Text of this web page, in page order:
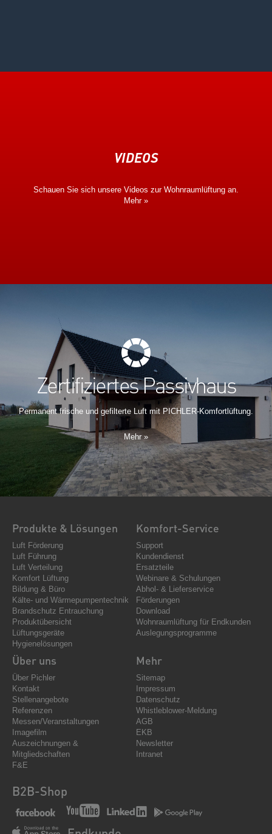
VIDEOS
Schauen Sie sich unsere Videos zur Wohnraumlüftung an.
Mehr »
Zertifiziertes Passivhaus
Permanent frische und gefilterte Luft mit PICHLER-Komfortlüftung.
Mehr »
Produkte & Lösungen
Luft Förderung
Luft Führung
Luft Verteilung
Komfort Lüftung
Bildung & Büro
Kälte- und Wärmepumpentechnik
Brandschutz Entrauchung
Produktübersicht
Lüftungsgeräte
Hygienelösungen
Komfort-Service
Support
Kundendienst
Ersatzteile
Webinare & Schulungen
Abhol- & Lieferservice
Förderungen
Download
Wohnraumlüftung für Endkunden
Auslegungsprogramme
Über uns
Über Pichler
Kontakt
Stellenangebote
Referenzen
Messen/Veranstaltungen
Imagefilm
Auszeichnungen &
Mitgliedschaften
F&E
Mehr
Sitemap
Impressum
Datenschutz
Whistleblower-Meldung
AGB
EKB
Newsletter
Intranet
B2B-Shop